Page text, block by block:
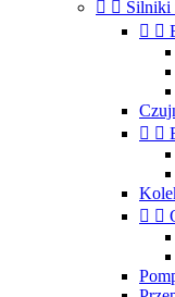
  Silniki
 
 
 